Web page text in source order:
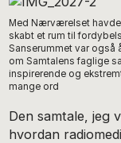
Med Nærværelset havde
skabt et rum til
Sanserummet var også
om Samtalens faglige
inspirerende og
mange ord
Den samtale, jeg
hvordan